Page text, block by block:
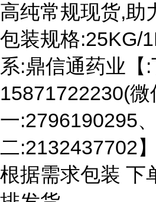
高纯常规现货,助
包装规格:25KG/
系:鼎信通药业【
15871722230(微
一:2796190295
二:2132437702
根据需求包装 下